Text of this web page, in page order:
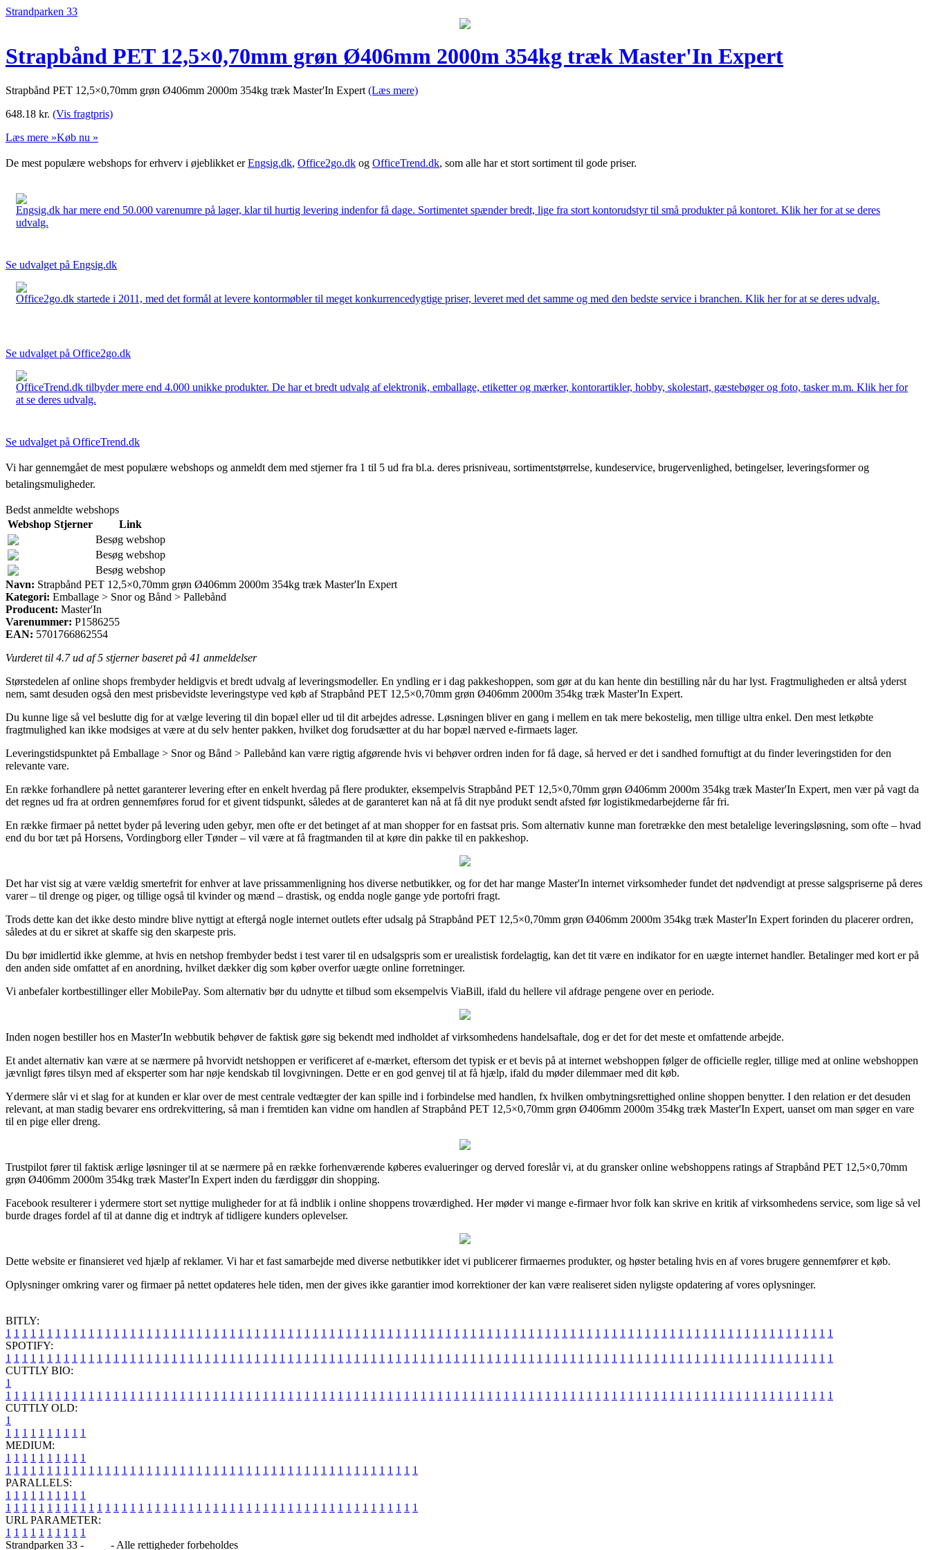
Strandparken 33
Strapbånd PET 12,5×0,70mm grøn Ø406mm 2000m 354kg træk Master'In Expert
Strapbånd PET 12,5×0,70mm grøn Ø406mm 2000m 354kg træk Master'In Expert (Læs mere)
648.18 kr. (Vis fragtpris)
Læs mere »Køb nu »
De mest populære webshops for erhverv i øjeblikket erEngsig.dk, Office2go.dk og OfficeTrend.dk, som alle har et stort sortiment til gode priser.
Engsig.dk har mere end 50.000 varenumre på lager, klar til hurtig levering indenfor få dage. Sortimentet spænder bredt, lige fra stort kontorudstyr til små produkter på kontoret. Klik her for at se deres
udvalg.
Se udvalget på Engsig.dk
Office2go.dk startede i 2011, med det formål at levere kontormøbler til meget konkurrencedygtige priser, leveret med det samme og med den bedste service i branchen. Klik her for at se deres udvalg.
Se udvalget på Office2go.dk
OfficeTrend.dk tilbyder mere end 4.000 unikke produkter. De har et bredt udvalg af elektronik, emballage, etiketter og mærker, kontorartikler, hobby, skolestart, gæstebøger og foto, tasker m.m. Klik her for
at se deres udvalg.
Se udvalget på OfficeTrend.dk
Vi har gennemgået de mest populære webshops og anmeldt dem med stjerner fra 1 til 5 ud fra bl.a. deres prisniveau, sortimentstørrelse, kundeservice, brugervenlighed, betingelser, leveringsformer og
betalingsmuligheder.
Bedst anmeldte webshops
Webshop Stjerner
Link
Besøg webshop
Besøg webshop
Besøg webshop
Navn: Strapbånd PET 12,5×0,70mm grøn Ø406mm 2000m 354kg træk Master'In Expert
Kategori: Emballage > Snor og Bånd > Pallebånd
Producent: Master'In
Varenummer: P1586255
EAN: 5701766862554
Vurderet til 4.7ud af 5 stjerner baseret på 41 anmeldelser
Størstedelen af online shops frembyder heldigvis et bredt udvalg af leveringsmodeller. En yndling er i dag pakkeshoppen, som gør at du kan hente din bestilling når du har lyst. Fragtmuligheden er altså yderst
nem, samt desuden også den mest prisbevidste leveringstype ved køb af Strapbånd PET 12,5×0,70mm grøn Ø406mm 2000m 354kg træk Master'In Expert.
Du kunne lige så vel beslutte dig for at vælge levering til din bopæl eller ud til dit arbejdes adresse. Løsningen bliver en gang i mellem en tak mere bekostelig, men tillige ultra enkel. Den mest letkøbte
fragtmulighed kan ikke modsiges at være at du selv henter pakken, hvilket dog forudsætter at du har bopæl nærved e-firmaets lager.
Leveringstidspunktet på Emballage > Snor og Bånd > Pallebånd kan være rigtig afgørende hvis vi behøver ordren inden for få dage, så herved er det i sandhed fornuftigt at du finder leveringstiden for den
relevante vare.
En række forhandlere på nettet garanterer levering efter en enkelt hverdag på flere produkter, eksempelvis Strapbånd PET 12,5×0,70mm grøn Ø406mm 2000m 354kg træk Master'In Expert, men vær på vagt da
det regnes ud fra at ordren gennemføres forud for et givent tidspunkt, således at de garanteret kan nå at få dit nye produkt sendt afsted før logistikmedarbejderne får fri.
En række firmaer på nettet byder på levering uden gebyr, men ofte er det betinget af at man shopper for en fastsat pris. Som alternativ kunne man foretrække den mest betalelige leveringsløsning, som ofte – hvad
end du bor tæt på Horsens, Vordingborg eller Tønder – vil være at få fragtmanden til at køre din pakke til en pakkeshop.
Det har vist sig at være vældig smertefrit for enhver at lave prissammenligning hos diverse netbutikker, og for det har mange Master'In internet virksomheder fundet det nødvendigt at presse salgspriserne på deres
varer – til drenge og piger, og tillige også til kvinder og mænd – drastisk, og endda nogle gange yde portofri fragt.
Trods dette kan det ikke desto mindre blive nyttigt at eftergå nogle internet outlets efter udsalg på Strapbånd PET 12,5×0,70mm grøn Ø406mm 2000m 354kg træk Master'In Expert forinden du placerer ordren,
således at du er sikret at skaffe sig den skarpeste pris.
Du bør imidlertid ikke glemme, at hvis en netshop frembyder bedst i test varer til en udsalgspris som er urealistisk fordelagtig, kan det tit være en indikator for en uægte internet handler. Betalinger med kort er på
den anden side omfattet af en anordning, hvilket dækker dig som køber overfor uægte online forretninger.
Vi anbefaler kortbestillinger eller MobilePay. Som alternativ bør du udnytte et tilbud som eksempelvis ViaBill, ifald du hellere vil afdrage pengene over en periode.
Inden nogen bestiller hos en Master'In webbutik behøver de faktisk gøre sig bekendt med indholdet af virksomhedens handelsaftale, dog er det for det meste et omfattende arbejde.
Et andet alternativ kan være at se nærmere på hvorvidt netshoppen er verificeret af e-mærket, eftersom det typisk er et bevis på at internet webshoppen følger de officielle regler, tillige med at online webshoppen
jævnligt føres tilsyn med af eksperter som har nøje kendskab til lovgivningen. Dette er en god genvej til at få hjælp, ifald du møder dilemmaer med dit køb.
Ydermere slår vi et slag for at kunden er klar over de mest centrale vedtægter der kan spille ind i forbindelse med handlen, fx hvilken ombytningsrettighed online shoppen benytter. I den relation er det desuden
relevant, at man stadig bevarer ens ordrekvittering, så man i fremtiden kan vidne om handlen af Strapbånd PET 12,5×0,70mm grøn Ø406mm 2000m 354kg træk Master'In Expert, uanset om man søger en vare
til en pige eller dreng.
Trustpilot fører til faktisk ærlige løsninger til at se nærmere på en række forhenværende køberes evalueringer og derved foreslår vi, at du gransker online webshoppens ratings af Strapbånd PET 12,5×0,70mm
grøn Ø406mm 2000m 354kg træk Master'In Expert inden du færdiggør din shopping.
Facebook resulterer i ydermere stort set nyttige muligheder for at få indblik i online shoppens troværdighed. Her møder vi mange e-firmaer hvor folk kan skrive en kritik af virksomhedens service, som lige så vel
burde drages fordel af til at danne dig et indtryk af tidligere kunders oplevelser.
Dette website er finansieret ved hjælp af reklamer. Vi har et fast samarbejde med diverse netbutikker idet vi publicerer firmaernes produkter, og høster betaling hvis en af vores brugere gennemfører et køb.
Oplysninger omkring varer og firmaer på nettet opdateres hele tiden, men der gives ikke garantier imod korrektioner der kan være realiseret siden nyligste opdatering af vores oplysninger.
BITLY:
1 1 1 1 1 1 1 1 1 1 1 1 1 1 1 1 1 1 1 1 1 1 1 1 1 1 1 1 1 1 1 1 1 1 1 1 1 1 1 1 1 1 1 1 1 1 1 1 1 1 1 1 1 1 1 1 1 1 1 1 1 1 1 1 1 1 1 1 1 1 1 1 1 1 1 1 1 1 1 1 1 1 1 1 1 1 1 1 1 1 1 1 1 1 1 1 1 1 1 1
SPOTIFY:
1 1 1 1 1 1 1 1 1 1 1 1 1 1 1 1 1 1 1 1 1 1 1 1 1 1 1 1 1 1 1 1 1 1 1 1 1 1 1 1 1 1 1 1 1 1 1 1 1 1 1 1 1 1 1 1 1 1 1 1 1 1 1 1 1 1 1 1 1 1 1 1 1 1 1 1 1 1 1 1 1 1 1 1 1 1 1 1 1 1 1 1 1 1 1 1 1 1 1 1
CUTTLY BIO:
1
1 1 1 1 1 1 1 1 1 1 1 1 1 1 1 1 1 1 1 1 1 1 1 1 1 1 1 1 1 1 1 1 1 1 1 1 1 1 1 1 1 1 1 1 1 1 1 1 1 1 1 1 1 1 1 1 1 1 1 1 1 1 1 1 1 1 1 1 1 1 1 1 1 1 1 1 1 1 1 1 1 1 1 1 1 1 1 1 1 1 1 1 1 1 1 1 1 1 1 1
CUTTLY OLD:
1
1 1 1 1 1 1 1 1 1 1
MEDIUM:
1 1 1 1 1 1 1 1 1 1
1 1 1 1 1 1 1 1 1 1 1 1 1 1 1 1 1 1 1 1 1 1 1 1 1 1 1 1 1 1 1 1 1 1 1 1 1 1 1 1 1 1 1 1 1 1 1 1 1 1
PARALLELS:
1 1 1 1 1 1 1 1 1 1
1 1 1 1 1 1 1 1 1 1 1 1 1 1 1 1 1 1 1 1 1 1 1 1 1 1 1 1 1 1 1 1 1 1 1 1 1 1 1 1 1 1 1 1 1 1 1 1 1 1
URL PARAMETER:
1 1 1 1 1 1 1 1 1 1
Strandparken 33 -
- Alle rettigheder forbeholdes